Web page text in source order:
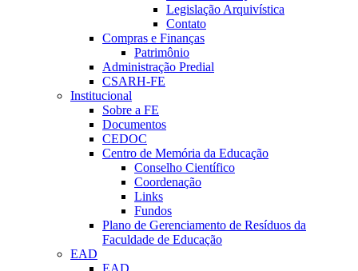
Legislação Arquivística
Contato
Compras e Finanças
Patrimônio
Administração Predial
CSARH-FE
Institucional
Sobre a FE
Documentos
CEDOC
Centro de Memória da Educação
Conselho Científico
Coordenação
Links
Fundos
Plano de Gerenciamento de Resíduos da
Faculdade de Educação
EAD
EAD